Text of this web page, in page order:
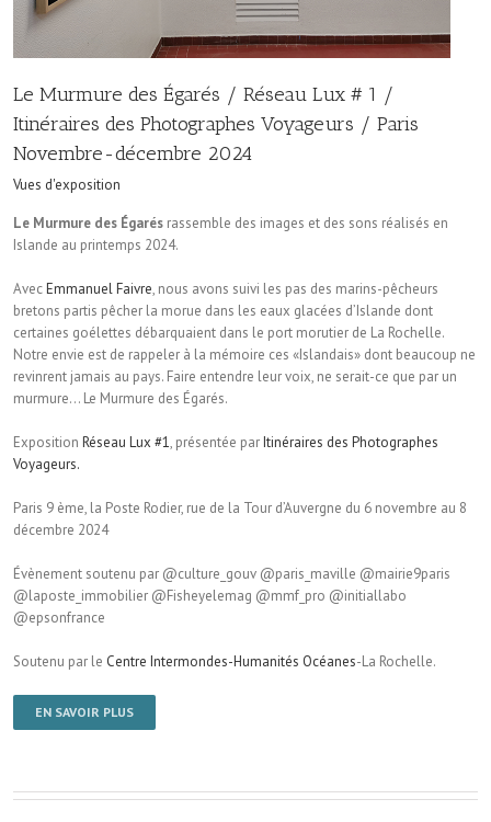
Le Murmure des Égarés / Réseau Lux # 1 /
Itinéraires des Photographes Voyageurs / Paris
Novembre-décembre 2024
Vues d'exposition
Le Murmure des Égarés rassemble des images et des sons réalisés en
Islande au printemps 2024.
AvecEmmanuel Faivre, nous avons suivi les pas des marins-pêcheurs
bretons partis pêcher la morue dans les eaux glacées d’Islande dont
certaines goélettes débarquaient dans le port morutier de La Rochelle.
Notre envie est de rappeler à la mémoire ces «Islandais» dont beaucoup ne
revinrent jamais au pays. Faire entendre leur voix, ne serait-ce que par un
murmure… Le Murmure des Égarés.
Exposition Réseau Lux #1, présentée parItinéraires des Photographes
Voyageurs.
Paris 9 ème, la Poste Rodier, rue de la Tour d’Auvergne du 6 novembre au 8
décembre 2024
Évènement soutenu par @culture_gouv @paris_maville @mairie9paris
@laposte_immobilier @Fisheyelemag @mmf_pro @initiallabo
@epsonfrance
Soutenu par le Centre Intermondes-Humanités Océanes-La Rochelle.
EN SAVOIR PLUS